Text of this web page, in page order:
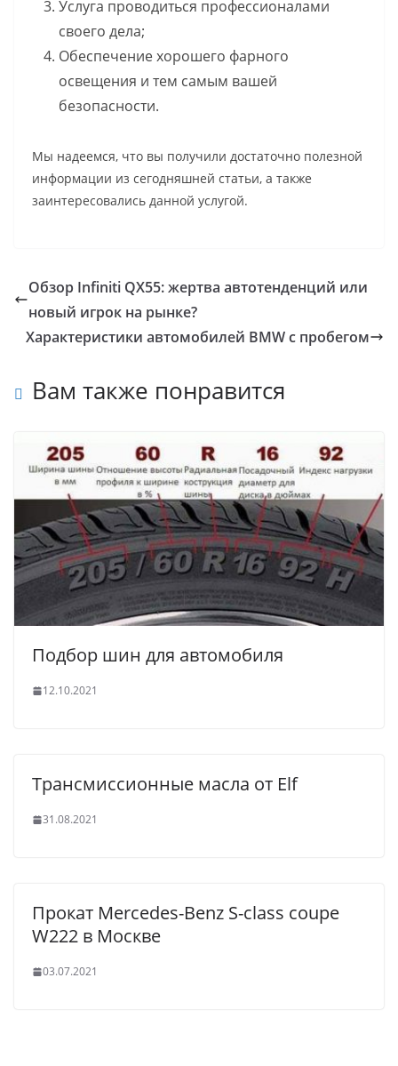
Услуга проводиться профессионалами
своего дела;
Обеспечение хорошего фарного
освещения и тем самым вашей
безопасности.
Мы надеемся, что вы получили достаточно полезной
информации из сегодняшней статьи, а также
заинтересовались данной услугой.
Обзор Infiniti QX55: жертва автотенденций или
новый игрок на рынке?
Характеристики автомобилей BMW с пробегом
Вам также понравится
Подбор шин для автомобиля
12.10.2021
Трансмиссионные масла от Elf
31.08.2021
Прокат Mercedes-Benz S-сlass coupe
W222 в Москве
03.07.2021